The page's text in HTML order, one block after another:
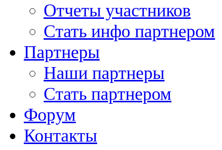
Отчеты участников
Стать инфо партнером
Партнеры
Наши партнеры
Стать партнером
Форум
Контакты